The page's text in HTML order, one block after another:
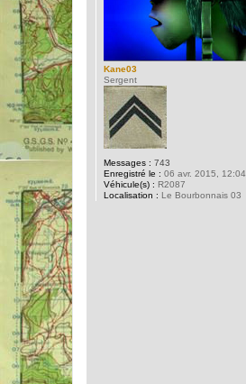
Kane03
Sergent
Messages : 743
Enregistré le : 06 avr. 2015, 12:04
Véhicule(s) : R2087
Localisation : Le Bourbonnais 03